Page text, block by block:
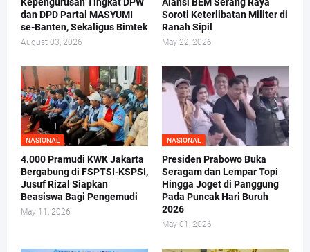
Kepengurusan Tingkat DPW
dan DPD Partai MASYUMI
se-Banten, Sekaligus Bimtek
August 03, 2026
Aiansi BEM Serang Raya
Soroti Keterlibatan Militer di
Ranah Sipil
May 22, 2026
NASIONAL
4.000 Pramudi KWK Jakarta
Bergabung di FSPTSI-KSPSI,
Jusuf Rizal Siapkan
Beasiswa Bagi Pengemudi
May 11, 2026
NASIONAL
Presiden Prabowo Buka
Seragam dan Lempar Topi
Hingga Joget di Panggung
Pada Puncak Hari Buruh
2026
May 01, 2026